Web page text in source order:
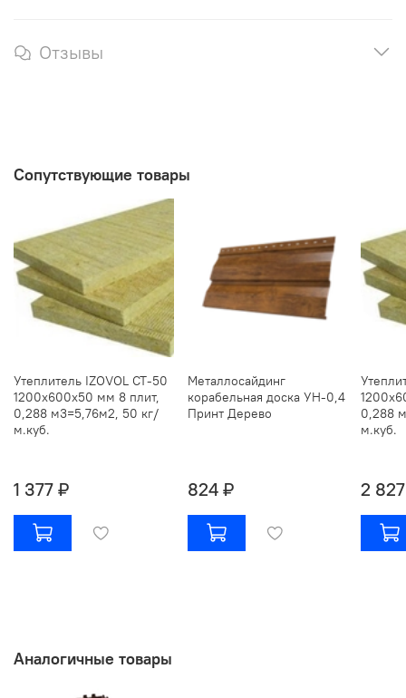
Отзывы
Сопутствующие товары
Утеплитель IZOVOL СТ-50
1200х600х50 мм 8 плит,
0,288 м3=5,76м2, 50 кг/
м.куб.
1 377 ₽
Металлосайдинг
корабельная доска УН-0,4
Принт Дерево
824 ₽
0,288
м.куб.
2
Аналогичные товары